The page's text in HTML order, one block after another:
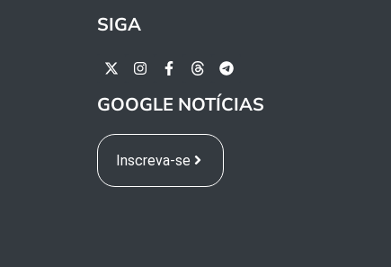
SIGA
GOOGLE NOTÍCIAS
Inscreva-se